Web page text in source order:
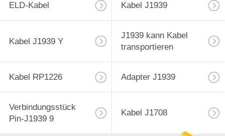
ELD-Kabel Kabel J1939
Kabel J1939 Y
J1939 kann Kabel
transportieren
Kabel RP1226 Adapter J1939
Verbindungsstück
Pin-J1939 9
Kabel J1708